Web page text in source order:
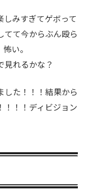
みすぎてゲボって
てて今からぶん殴ら
い。
れるかな？
した！！！結果から
！！！ディビジョン